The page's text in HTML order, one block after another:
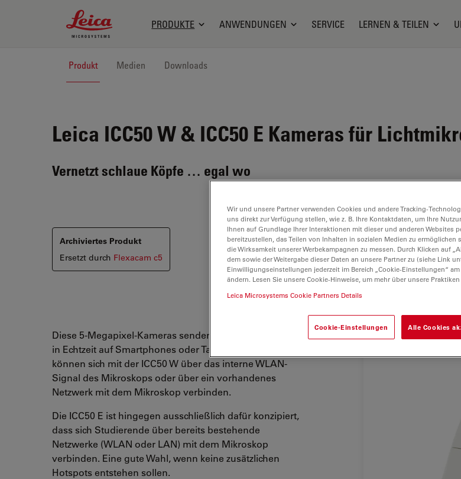
Leica Microsystems Logo
PRODUKTE ANWENDUNGEN SERVICE LERNEN & TEILEN
Produkt Medien Downloads
Leica ICC50 W & ICC50 E Kameras für
Vernetzt schlaue Köpfe … egal wo
Archiviertes Produkt
Ersetzt durch Flexacam c5
Diese 5-Megapixel-Kameras senden Bilder in HD-Qualität
in Echtzeit auf Smartphones oder Tablets. Studierende
können sich mit der ICC50 W über das interne WLAN-
Signal des Mikroskops oder über ein vorhandenes
Netzwerk mit dem Mikroskop verbinden.
Die ICC50 E ist hingegen ausschließlich dafür konzipiert,
dass sich Studierende über bereits bestehende
Netzwerke (WLAN oder LAN) mit dem Mikroskop
verbinden. Eine gute Wahl, wenn keine zusätzlichen
Hotspots entstehen sollen.
Wir und unsere Partner verwenden Cookies und andere Tracking-
uns direkt zur Verfügung stellen, wie z. B. Ihre Kontaktdaten, um Ihre
Ihnen auf Grundlage Ihrer Interaktionen mit dieser und anderen Websites
bereitzustellen, das Teilen von Inhalten in sozialen Medien zu
die Wirksamkeit unserer Werbekampagnen zu messen. Durch Klicken auf
dem sowie der Weitergabe dieser Daten an unsere Partner zu (siehe Link
Einwilligungseinstellungen jederzeit im Bereich „Cookie-Einstellungen“
ändern. Lesen Sie unsere Cookie-Hinweise, um mehr über unsere
Leica Microsystems Cookie Partners Details
Cookie-Einstellungen Alle Cookies